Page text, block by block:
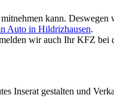
kann. Deswegen
Auto in Hildrizhausen.
wir auch Ihr KFZ bei
Inserat gestalten und